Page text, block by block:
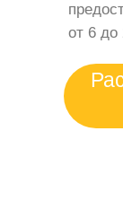
от 6 до